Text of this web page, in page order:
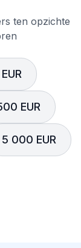
ten opzichte
EUR
5 000 EUR